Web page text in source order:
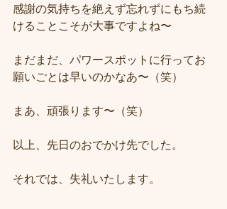
感謝の気持ちを絶えず忘れずにもち続
けることこそが大事ですよね〜
まだまだ、パワースポットに行ってお
願いごとは早いのかなあ〜（笑）
まあ、頑張ります〜（笑）
以上、先日のおでかけ先でした。
それでは、失礼いたします。